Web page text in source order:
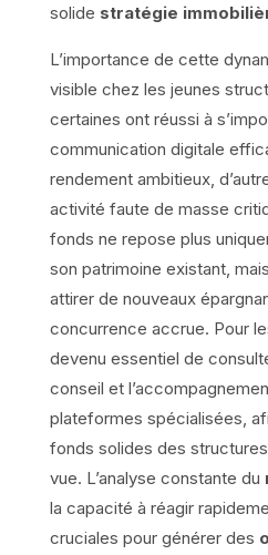
solide stratégie
L’importance de cette
visible chez les jeunes
certaines ont réussi à
communication digitale
rendement ambitieux,
activité faute de masse
fonds ne repose plus
son patrimoine existant,
attirer de nouveaux
concurrence accrue. Pour
devenu essentiel de
conseil et
plateformes spécialisées,
fonds solides des
vue. L’analyse constante du
la capacité à réagir
cruciales pour générer des